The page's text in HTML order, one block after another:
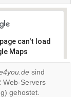
can't load
Maps
this
sind
Web-Servers
gehostet.